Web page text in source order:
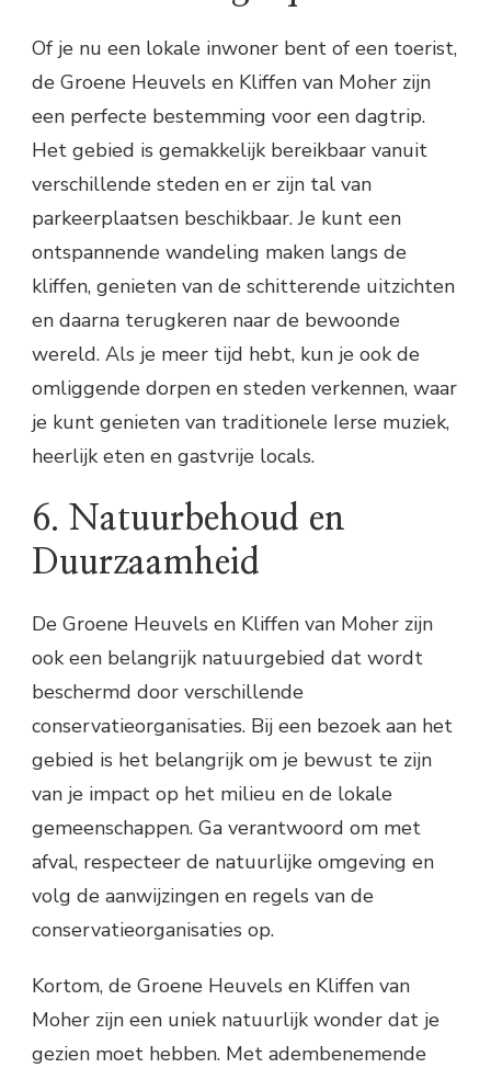
Of je nu een lokale inwoner bent of een toerist,
de Groene Heuvels en Kliffen van Moher zijn
een perfecte bestemming voor een dagtrip.
Het gebied is gemakkelijk bereikbaar vanuit
verschillende steden en er zijn tal van
parkeerplaatsen beschikbaar. Je kunt een
ontspannende wandeling maken langs de
kliffen, genieten van de schitterende uitzichten
en daarna terugkeren naar de bewoonde
wereld. Als je meer tijd hebt, kun je ook de
omliggende dorpen en steden verkennen, waar
je kunt genieten van traditionele Ierse muziek,
heerlijk eten en gastvrije locals.
6. Natuurbehoud en
Duurzaamheid
De Groene Heuvels en Kliffen van Moher zijn
ook een belangrijk natuurgebied dat wordt
beschermd door verschillende
conservatieorganisaties. Bij een bezoek aan het
gebied is het belangrijk om je bewust te zijn
van je impact op het milieu en de lokale
gemeenschappen. Ga verantwoord om met
afval, respecteer de natuurlijke omgeving en
volg de aanwijzingen en regels van de
conservatieorganisaties op.
Kortom, de Groene Heuvels en Kliffen van
Moher zijn een uniek natuurlijk wonder dat je
gezien moet hebben. Met adembenemende